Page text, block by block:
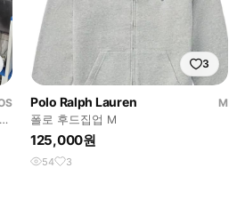
3
Polo Ralph Lauren
M
폴로 후드집업 M
125,000원
54 3